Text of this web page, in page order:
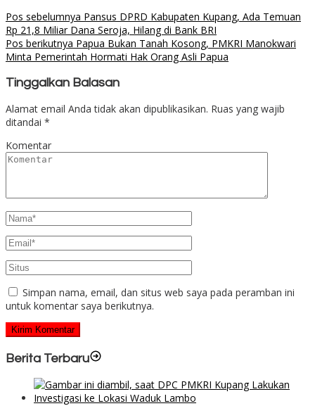
Pos sebelumnya Pansus DPRD Kabupaten Kupang, Ada Temuan
Rp 21,8 Miliar Dana Seroja, Hilang di Bank BRI
Pos berikutnya Papua Bukan Tanah Kosong, PMKRI Manokwari
Minta Pemerintah Hormati Hak Orang Asli Papua
Tinggalkan Balasan
Alamat email Anda tidak akan dipublikasikan. Ruas yang wajib
ditandai *
Komentar
Simpan nama, email, dan situs web saya pada peramban ini
untuk komentar saya berikutnya.
Berita Terbaru